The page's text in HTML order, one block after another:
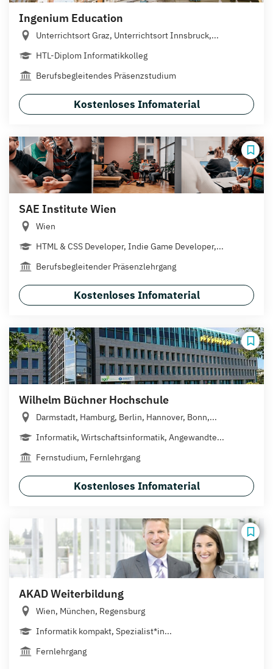
Ingenium Education
Unterrichtsort Graz, Unterrichtsort Innsbruck,...
HTL-Diplom Informatikkolleg
Berufsbegleitendes Präsenzstudium
Kostenloses Infomaterial
SAE Institute Wien
Wien
HTML & CSS Developer, Indie Game Developer,...
Berufsbegleitender Präsenzlehrgang
Kostenloses Infomaterial
Wilhelm Büchner Hochschule
Darmstadt, Hamburg, Berlin, Hannover, Bonn,...
Informatik, Wirtschaftsinformatik, Angewandte...
Fernstudium, Fernlehrgang
Kostenloses Infomaterial
AKAD Weiterbildung
Wien, München, Regensburg
Informatik kompakt, Spezialist*in...
Fernlehrgang